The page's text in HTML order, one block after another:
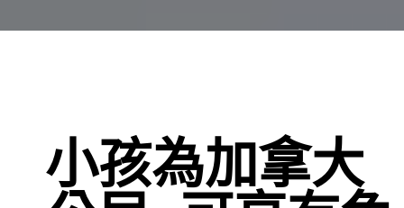
小孩為加拿大